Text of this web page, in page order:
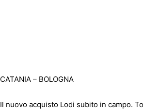
CATANIA – BOLOGNA
Il nuovo acquisto Lodi subito in campo.